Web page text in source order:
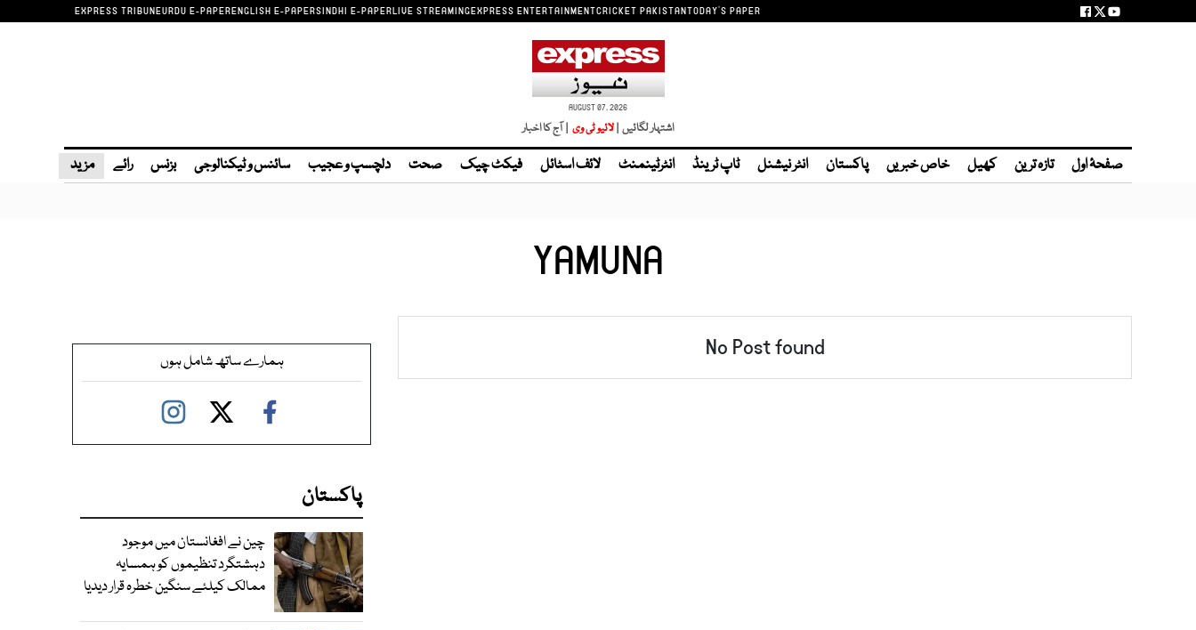
EXPRESS TRIBUNEURDU E-PAPERENGLISH E-PAPERSINDHI E-PAPERLIVE STREAMINGEXPRESS ENTERTAINMENTCRICKET PAKISTANTODAY'S PAPER
AUGUST 07, 2026
اشتہار لگائیں | | آج کا اخبار
صفحۂ اول تازہ ترین کھیل خاص خبریں پاکستان انٹر نیشنل ٹاپ ٹرینڈ انٹرٹینمنٹ لائف اسٹائل فیکٹ چیک صحت دلچسپ و عجیب سائنس و ٹیکنالوجی بزنس رائے مزید
YAMUNA
No Post found ہمارے ساتھ شامل ہوں
پاکستان
چین نے افغانستان میں موجود
دہشتگرد تنظیموں کو ہمسایہ
ممالک کیلئے سنگین خطرہ قرار دیدیا